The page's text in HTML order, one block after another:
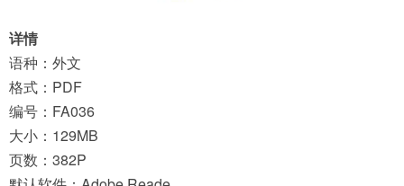
详情
语种：外文
格式：PDF
编号：FA036
大小：129MB
页数：382P